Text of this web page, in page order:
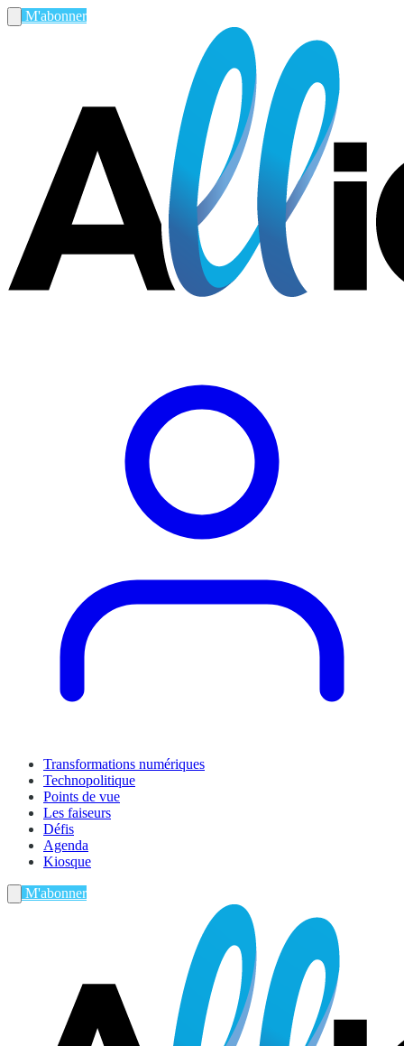
M'abonner
Transformations numériques
Technopolitique
Points de vue
Les faiseurs
Défis
Agenda
Kiosque
M'abonner